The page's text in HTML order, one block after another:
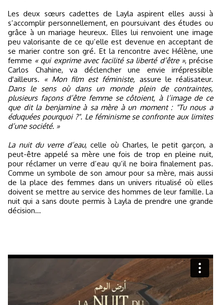
Les deux sœurs cadettes de Layla aspirent elles aussi à
s’accomplir personnellement, en poursuivant des études ou
grâce à un mariage heureux. Elles lui renvoient une image
peu valorisante de ce qu’elle est devenue en acceptant de
se marier contre son gré. Et la rencontre avec Hélène, une
femme « qui exprime avec facilité sa liberté d’être », précise
Carlos Chahine, va déclencher une envie irrépressible
d'ailleurs.
« Mon film est féministe, assure le réalisateur.
Dans le sens où dans un monde plein de contraintes,
plusieurs façons d’être femme se côtoient, à l’image de ce
que dit la benjamine à sa mère à un moment : "Tu nous a
éduquées pourquoi ?". Le féminisme se confronte aux limites
d’une société. »
La nuit du verre d’eau, celle où Charles, le petit garçon, a
peut-être appelé sa mère une fois de trop en pleine nuit,
pour réclamer un verre d’eau qu’il ne boira finalement pas.
Comme un symbole de son amour pour sa mère, mais aussi
de la place des femmes dans un univers ritualisé où elles
doivent se mettre au service des hommes de leur famille. La
nuit qui a sans doute permis à Layla de prendre une grande
décision…